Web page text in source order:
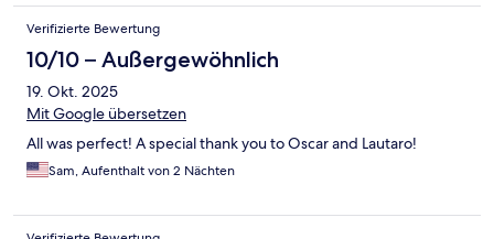
Verifizierte Bewertung
10/10 – Außergewöhnlich
19. Okt. 2025
Mit Google übersetzen
All was perfect! A special thank you to Oscar and Lautaro!
Sam, Aufenthalt von 2 Nächten